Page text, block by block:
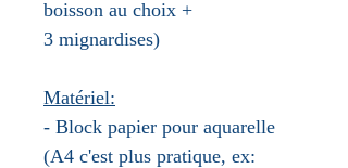
boisson au choix +
3 mignardises)
Matériel:
- Block papier pour aquarelle
(A4 c'est plus pratique, ex: